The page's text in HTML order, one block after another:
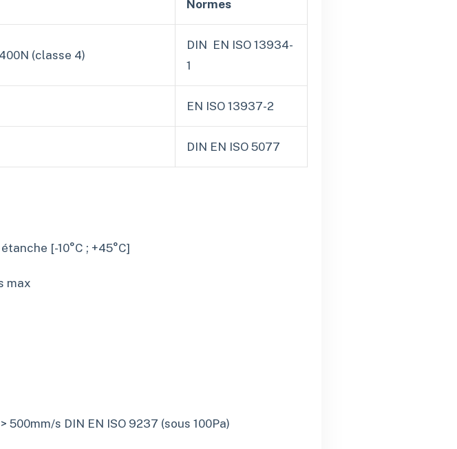
Normes
(classe 4)
DIN EN ISO 13934-
1
EN ISO 13937-2
DIN EN ISO 5077
[-10°C ; +45°C]
max
500mm/s DIN EN ISO 9237 (sous 100Pa)